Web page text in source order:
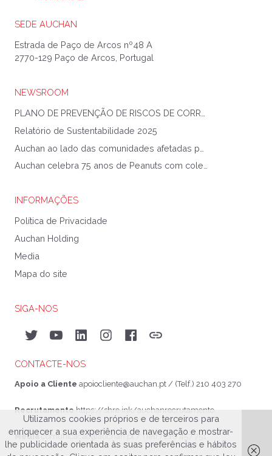
SEDE AUCHAN
Estrada de Paço de Arcos nº48 A
2770-129 Paço de Arcos, Portugal
NEWSROOM
Relatório de Sustentabilidade 2025
Auchan celebra 75 anos de Peanuts com coleção exclusiva
INFORMAÇÕES
Política de Privacidade
Auchan Holding
Media
Mapa do site
SIGA-NOS
TwitterYouTubeLinkedInInstagramFacebookAuchan&eu
CONTACTE-NOS
Apoio a Cliente apoiocliente@auchan.pt / (Telf.) 210 403 270
Recrutamento https://shre.ink/auchanrecrutamento
Mediacomunicacao@auchan.pt/ (Telf.) 210 457 751
Utilizamos cookies próprios e de terceiros para
enriquecer a sua experiência de navegação e mostrar-
lhe publicidade orientada às suas preferências e hábitos